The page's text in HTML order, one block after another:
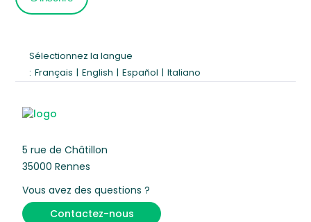
Sélectionnez la langue
: Français | English | Español | Italiano
5 rue de Châtillon
35000 Rennes
Vous avez des questions ?
Contactez-nous